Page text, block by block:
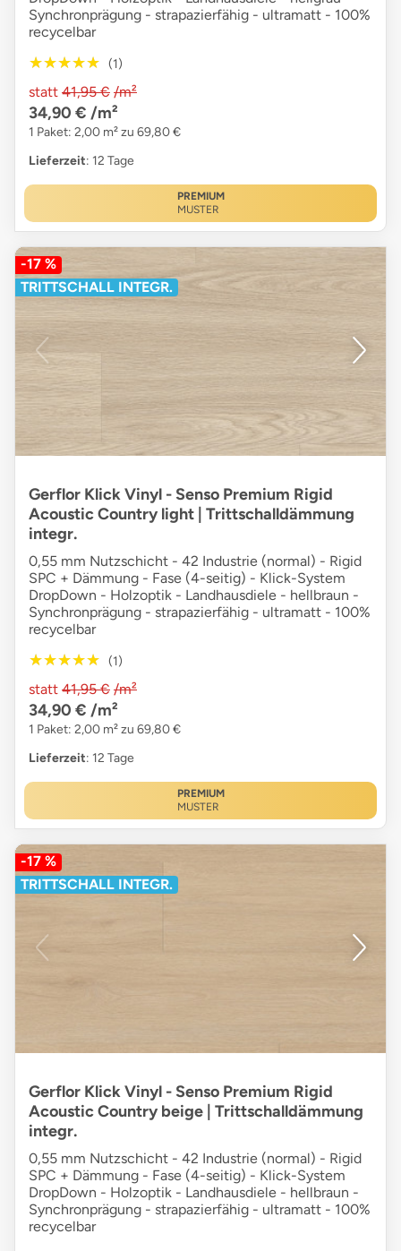
Synchronprägung - strapazierfähig - ultramatt - 100%
recycelbar
★★★★★
★★★★★ (1)
statt 41,95 € /m²
34,90 € /m²
1 Paket: 2,00 m² zu 69,80 €
Lieferzeit: 12 Tage
PREMIUM
MUSTER
-17 %
TRITTSCHALL INTEGR.
Gerflor Klick Vinyl - Senso Premium Rigid
Acoustic Country light | Trittschalldämmung
integr.
0,55 mm Nutzschicht - 42 Industrie (normal) - Rigid
SPC + Dämmung - Fase (4-seitig) - Klick-System
DropDown - Holzoptik - Landhausdiele - hellbraun -
Synchronprägung - strapazierfähig - ultramatt - 100%
recycelbar
★★★★★
★★★★★ (1)
statt 41,95 € /m²
34,90 € /m²
1 Paket: 2,00 m² zu 69,80 €
Lieferzeit: 12 Tage
PREMIUM
MUSTER
-17 %
TRITTSCHALL INTEGR.
Gerflor Klick Vinyl - Senso Premium Rigid
Acoustic Country beige | Trittschalldämmung
integr.
0,55 mm Nutzschicht - 42 Industrie (normal) - Rigid
SPC + Dämmung - Fase (4-seitig) - Klick-System
DropDown - Holzoptik - Landhausdiele - hellbraun -
Synchronprägung - strapazierfähig - ultramatt - 100%
recycelbar